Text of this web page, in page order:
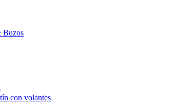
Buzos
con volantes